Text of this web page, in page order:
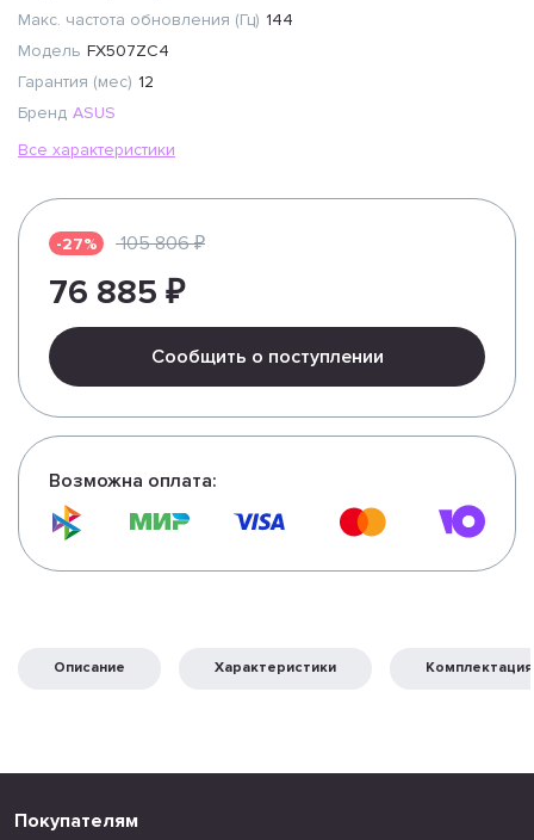
Макс. частота обновления (Гц) 144
Модель FX507ZC4
Гарантия (мес) 12
Бренд ASUS
Все характеристики
-27% 105 806 ₽
76 885 ₽
Сообщить о поступлении
Возможна оплата:
Описание Характеристики Комплектация
Покупателям